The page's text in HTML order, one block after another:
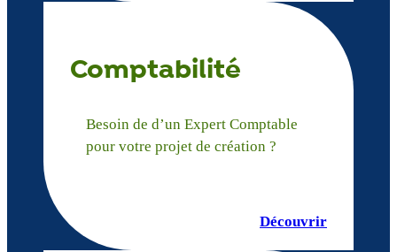
Comptabilité
Besoin de d’un Expert Comptable
pour votre projet de création ?
Découvrir